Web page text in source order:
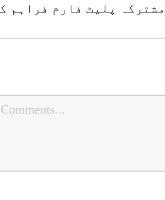
پلیٹ فارم فراہم